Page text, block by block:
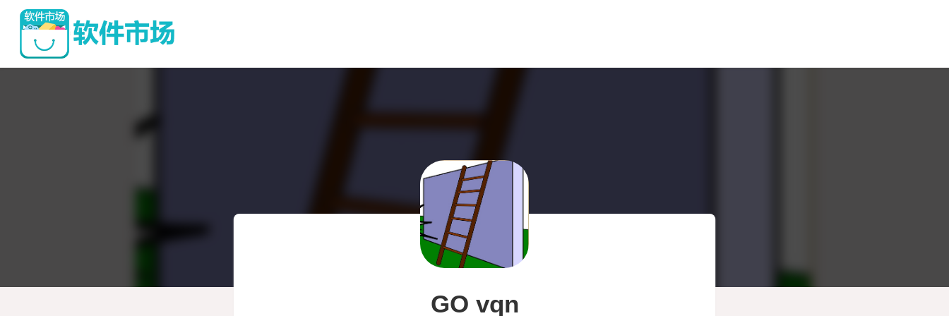
GO vqn